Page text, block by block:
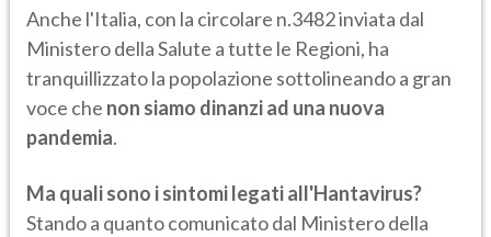
Anche l'Italia, con la circolare n.3482 inviata dal
Ministero della Salute a tutte le Regioni, ha
tranquillizzato la popolazione sottolineando a gran
voce che non siamo dinanzi ad una nuova
pandemia.
Ma quali sono i sintomi legati all'Hantavirus?
Stando a quanto comunicato dal Ministero della